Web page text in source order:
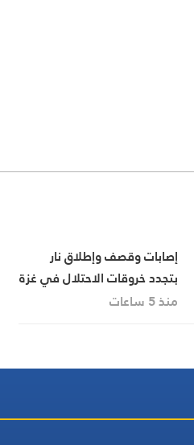
إصابات وقصف وإطلاق نار
بتجدد خروقات الاحتلال في غزة
منذ 5 ساعات